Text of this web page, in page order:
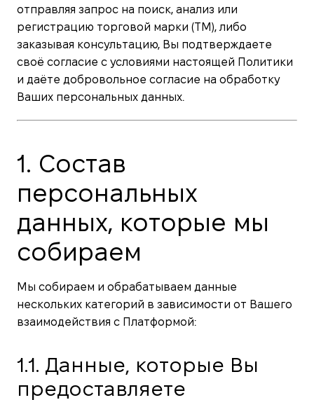
отправляя запрос на поиск, анализ или
регистрацию торговой марки (ТМ), либо
заказывая консультацию, Вы подтверждаете
своё согласие с условиями настоящей Политики
и даёте добровольное согласие на обработку
Ваших персональных данных.
1. Состав
персональных
данных, которые мы
собираем
Мы собираем и обрабатываем данные
нескольких категорий в зависимости от Вашего
взаимодействия с Платформой:
1.1. Данные, которые Вы
предоставляете